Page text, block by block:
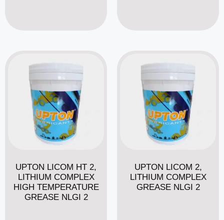
UPTON LICOM HT 2,
LITHIUM COMPLEX
HIGH TEMPERATURE
GREASE NLGI 2
UPTON LICOM 2,
LITHIUM COMPLEX
GREASE NLGI 2